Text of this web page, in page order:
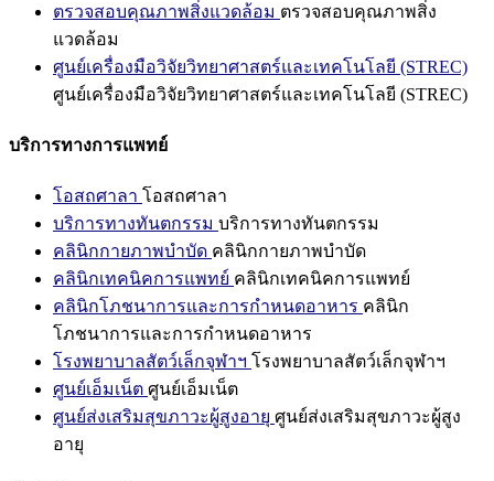
ตรวจสอบคุณภาพสิ่งแวดล้อม ตรวจสอบคุณภาพสิ่ง
แวดล้อม
ศูนย์เครื่องมือวิจัยวิทยาศาสตร์และเทคโนโลยี (STREC)
ศูนย์เครื่องมือวิจัยวิทยาศาสตร์และเทคโนโลยี (STREC)
บริการทางการแพทย์
โอสถศาลา โอสถศาลา
บริการทางทันตกรรม บริการทางทันตกรรม
คลินิกกายภาพบำบัด คลินิกกายภาพบำบัด
คลินิกเทคนิคการแพทย์ คลินิกเทคนิคการแพทย์
คลินิกโภชนาการและการกำหนดอาหาร คลินิก
โภชนาการและการกำหนดอาหาร
โรงพยาบาลสัตว์เล็กจุฬาฯ โรงพยาบาลสัตว์เล็กจุฬาฯ
ศูนย์เอ็มเน็ต ศูนย์เอ็มเน็ต
ศูนย์ส่งเสริมสุขภาวะผู้สูงอายุ ศูนย์ส่งเสริมสุขภาวะผู้สูง
อายุ